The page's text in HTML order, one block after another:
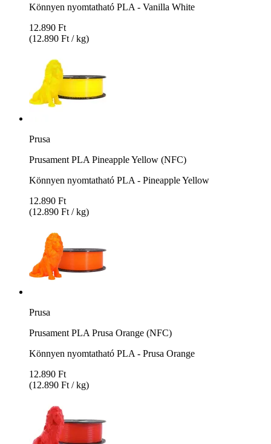
Könnyen nyomtatható PLA - Vanilla White
12.890 Ft
(12.890 Ft / kg)
Prusa
Prusament PLA Pineapple Yellow (NFC)
Könnyen nyomtatható PLA - Pineapple Yellow
12.890 Ft
(12.890 Ft / kg)
Prusa
Prusament PLA Prusa Orange (NFC)
Könnyen nyomtatható PLA - Prusa Orange
12.890 Ft
(12.890 Ft / kg)